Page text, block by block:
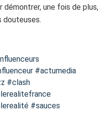
une fois de plus,
douteuses.
#actumedia
#clash
#sauces